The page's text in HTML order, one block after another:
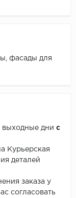
фасады для
выходные дни с
Курьерская
деталей
заказа у
согласовать